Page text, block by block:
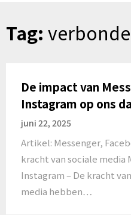
Tag:
De impact van
Instagram op ons
juni 22, 2025
Artikel: Messenger,
kracht van sociale media
Instagram – De kracht
media hebben…